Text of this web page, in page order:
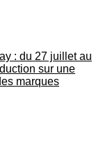
: du 27 juillet au
sur une
marques